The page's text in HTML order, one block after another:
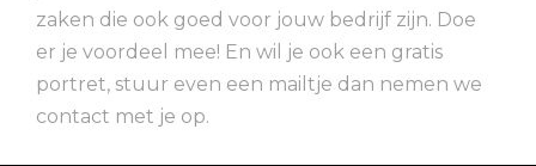
zaken die ook goed voor jouw bedrijf zijn. Doe
er je voordeel mee! En wil je ook een gratis
portret, stuur even een mailtje dan nemen we
contact met je op.